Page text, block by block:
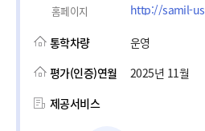
홈페이지
통학차량
운영
평가(인증)연월
2025년 11월
제공서비스